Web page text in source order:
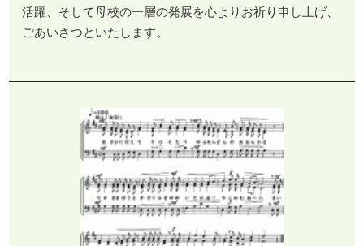
活躍、そして母校の一層の発展を心よりお祈り申し上げ、
ごあいさつといたします。